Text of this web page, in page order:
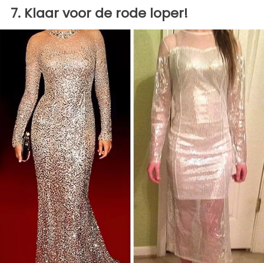
7. Klaar voor de rode loper!